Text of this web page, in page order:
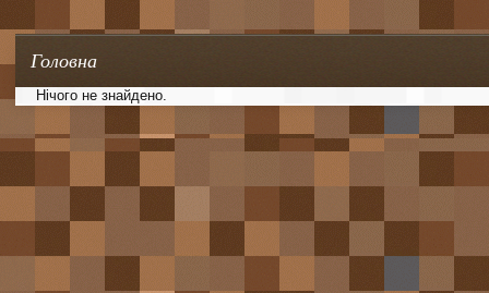
Головна
Нічого не знайдено.